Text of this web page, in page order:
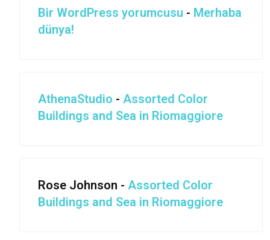
Bir WordPress yorumcusu - Merhaba
dünya!
AthenaStudio - Assorted Color
Buildings and Sea in Riomaggiore
Rose Johnson - Assorted Color
Buildings and Sea in Riomaggiore